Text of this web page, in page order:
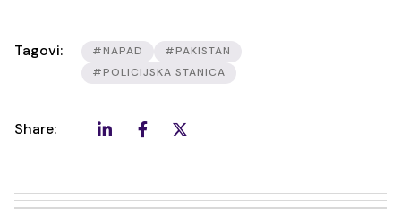
Tagovi: #NAPAD
#PAKISTAN
#POLICIJSKA STANICA
Share: